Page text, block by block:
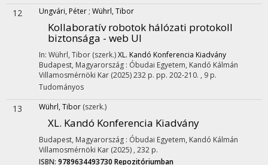
12 Ungvári, Péter ; Wührl, Tibor
Kollaboratív robotok hálózati protokoll
biztonsága - web UI
In: Wührl, Tibor (szerk.)XL. Kandó Konferencia Kiadvány
Budapest, Magyarország : Óbudai Egyetem, Kandó Kálmán
Villamosmérnöki Kar (2025)232 p. pp. 202-210. , 9 p.
Tudományos
13 Wührl, Tibor (szerk.)
XL. Kandó Konferencia Kiadvány
Budapest, Magyarország : Óbudai Egyetem, Kandó Kálmán
Villamosmérnöki Kar (2025) , 232 p.
ISBN: 9789634493730 Repozitóriumban